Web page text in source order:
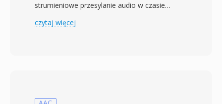
strumieniowe przesylanie audio w czasie
rzeczywistym przez internet. W epoce
trzuminutowa piosenka mogla potrzebowac 30
czytaj więcej